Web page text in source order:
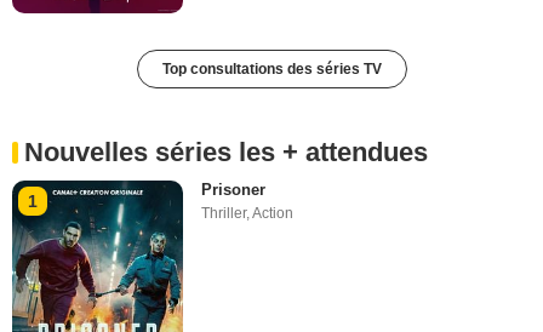
Top consultations des séries TV
Nouvelles séries les + attendues
1
Prisoner
Thriller,Action